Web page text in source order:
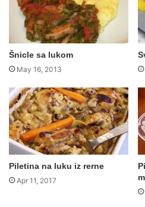
Šnicle sa lukom
May 16, 2013
Piletina na luku iz rerne
Apr 11, 2017